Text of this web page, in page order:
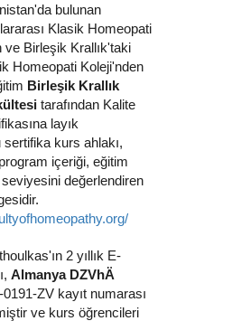
bulunan
Klasik Homeopati
Birleşik Krallık'taki
Homeopati Koleji'nden
Birleşik Krallık
tarafından Kalite
layık
kurs ahlakı,
içeriği, eğitim
değerlendiren
2 yıllık E-
Almanya DZVhÄ
ZV kayıt numarası
ve kurs öğrencileri